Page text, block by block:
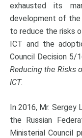
exhausted its
development of the
to reduce the risks
ICT and the
Council Decision 5/
Reducing the Risks
ICT.
In 2016, Mr. Sergey
the Russian
Ministerial Council